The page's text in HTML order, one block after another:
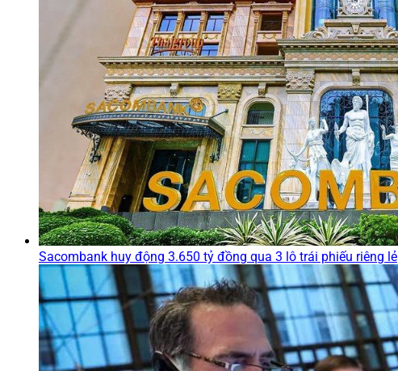
Sacombank huy động 3.650 tỷ đồng qua 3 lô trái phiếu riêng lẻ